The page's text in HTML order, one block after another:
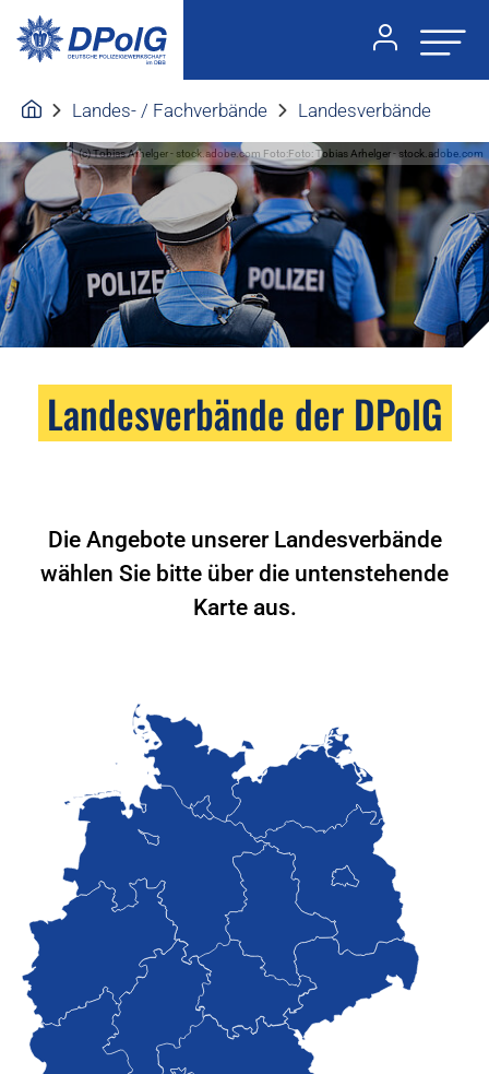
Landes- / Fachverbände Landesverbände
(c) Tobias Arhelger - stock.adobe.com Foto:Foto: Tobias Arhelger - stock.adobe.com
Landesverbände der DPolG
Die Angebote unserer Landesverbände
wählen Sie bitte über die untenstehende
Karte aus.